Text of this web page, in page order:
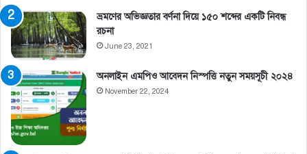
ভ্রমণের অভিজ্ঞতার বর্ণনা দিয়ে ১৫০ শব্দের একটি নিবন্ধ
রচনা
June 23, 2021
অনলাইন এমপিও আবেদন নিস্পত্তি নতুন সময়সূচী ২০২৪
November 22, 2024